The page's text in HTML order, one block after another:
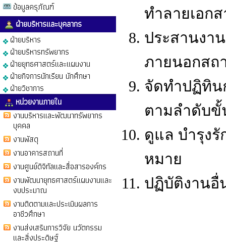
ข้อมูลครุภัณฑ์
ฝ่ายบริหารและบุคลากร
ฝ่ายบริหาร
ฝ่ายบริหารทรัพยากร
ฝ่ายยุทธศาสตร์และแผนงาน
ฝ่ายกิจการนักเรียน นักศึกษา
ฝ่ายวิชาการ
หน่วยงานภายใน
งานบริหารและพัฒนาทรัพยากร
บุคคล
งานพัสดุ
งานอาคารสถานที่
งานศูนย์ดิจิทัลและสื่อสารองค์กร
งานพัฒนายุทธศาสตร์แผนงานและ
งบประมาณ
งานติดตามและประเมินผลการ
อาชีวศึกษา
งานส่งเสริมการวิจัย นวัตกรรม
และสิ่งประดิษฐ์
ทำลายเอก
ประสานงา
ภายนอกสถ
จัดทำปฏิทิน
ตามลำดับขั้
ดูแล บำรุง
หมาย
ปฏิบัติงานอื่